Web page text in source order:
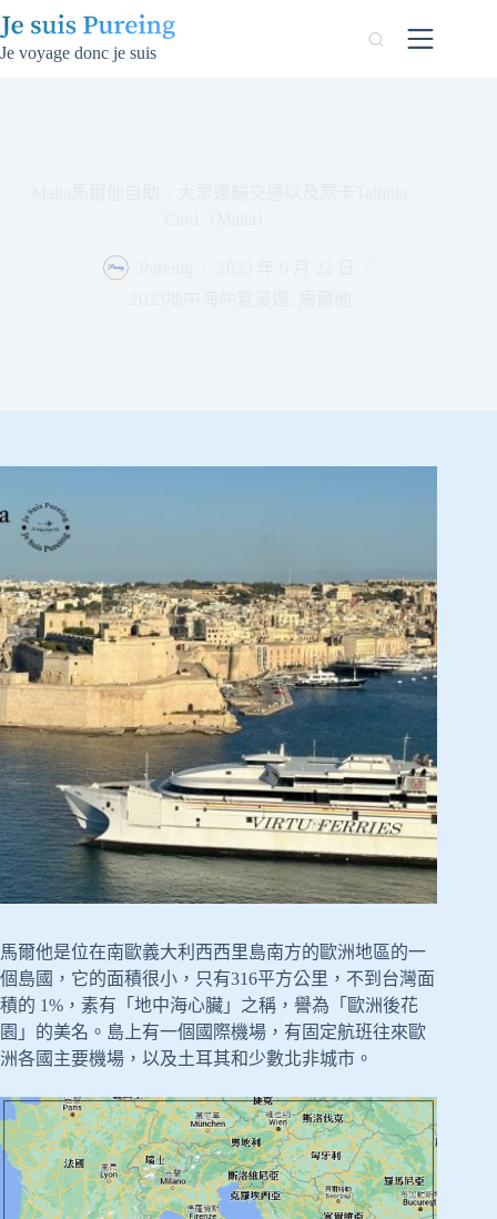
跳
至
Je voyage donc je suis
馬爾他是位在南歐義大利西西里島南方的歐洲地區的一
個島國，它的面積很小，只有316平方公里，不到台灣面
積的 1%，素有「地中海心臟」之稱，譽為「歐洲後花
園」的美名。島上有一個國際機場，有固定航班往來歐
洲各國主要機場，以及土耳其和少數北非城市。